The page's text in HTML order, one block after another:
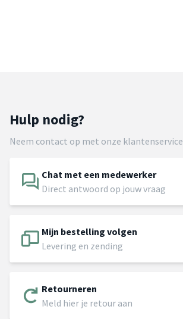
Hulp nodig?
Neem contact op met onze klantenservice
Chat met een medewerker
Direct antwoord op jouw vraag
Mijn bestelling volgen
Levering en zending
Retourneren
Meld hier je retour aan